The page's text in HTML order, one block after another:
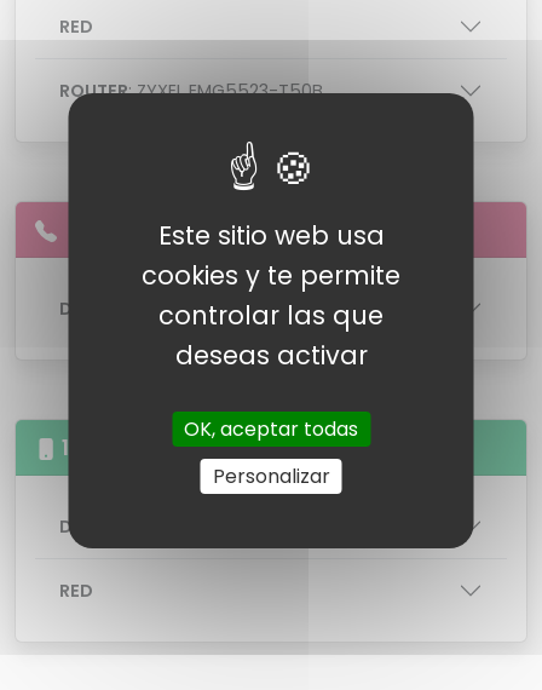
RED
ROUTER: ZYXEL EMG5523-T50B
DETALLES DE LA LINEA
15GB Llamadas illimitas
DETALLES DE LA TARIFA
RED
Este sitio web usa
cookies y te permite
controlar las que
deseas activar
OK, aceptar todas
Personalizar